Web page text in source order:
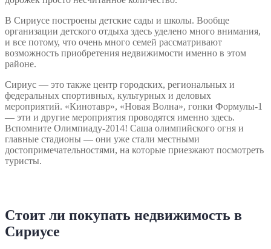
В Сириусе построены детские сады и школы. Вообще
организации детского отдыха здесь уделено много внимания,
и все потому, что очень много семей рассматривают
возможность приобретения недвижимости именно в этом
районе.
Сириус ― это также центр городских, региональных и
федеральных спортивных, культурных и деловых
мероприятий. «Кинотавр», «Новая Волна», гонки Формулы-1
― эти и другие мероприятия проводятся именно здесь.
Вспомните Олимпиаду-2014! Саша олимпийского огня и
главные стадионы ― они уже стали местными
достопримечательностями, на которые приезжают посмотреть
туристы.
Стоит ли покупать недвижимость в
Сириусе